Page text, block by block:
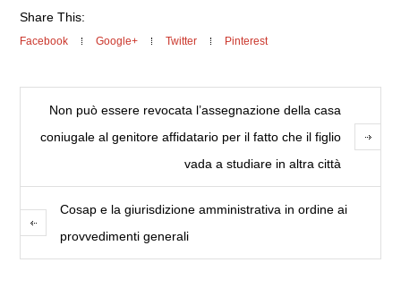
Share This:
Facebook Google+ Twitter Pinterest
Non può essere revocata l’assegnazione della casa
coniugale al genitore affidatario per il fatto che il figlio
vada a studiare in altra città
Cosap e la giurisdizione amministrativa in ordine ai
provvedimenti generali